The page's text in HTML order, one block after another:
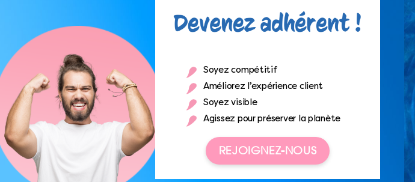
Soyez compétitif
Améliorez l’expérience client
Soyez visible
Agissez pour préserver la planète
REJOIGNEZ-NOUS